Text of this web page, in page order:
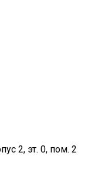
2, эт. 0, пом. 2